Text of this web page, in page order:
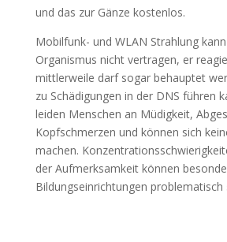
und das zur Gänze kostenlos.
Mobilfunk- und WLAN Strahlung
Organismus nicht vertragen, er
mittlerweile darf sogar behauptet
zu Schädigungen in der DNS führen
leiden Menschen an Müdigkeit,
Kopfschmerzen und können sich
machen.
der Aufmerksamkeit können
Bildungseinrichtungen problematisch